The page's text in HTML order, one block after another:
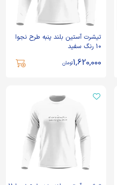
تیشرت آستین بلند پنبه طرح نجوا
10 رنگ سفید
1,620,000تومان